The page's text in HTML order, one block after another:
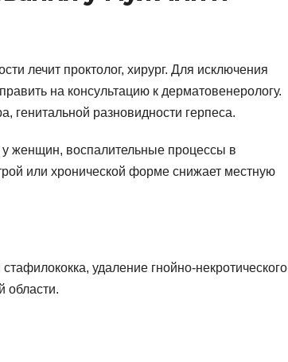
лечит проктолог, хирург. Для исключения
на консультацию к дерматовенерологу.
генитальной разновидности герпеса.
женщин, воспалительные процессы в
или хронической форме снижает местную
удаление гнойно-некротического
области.